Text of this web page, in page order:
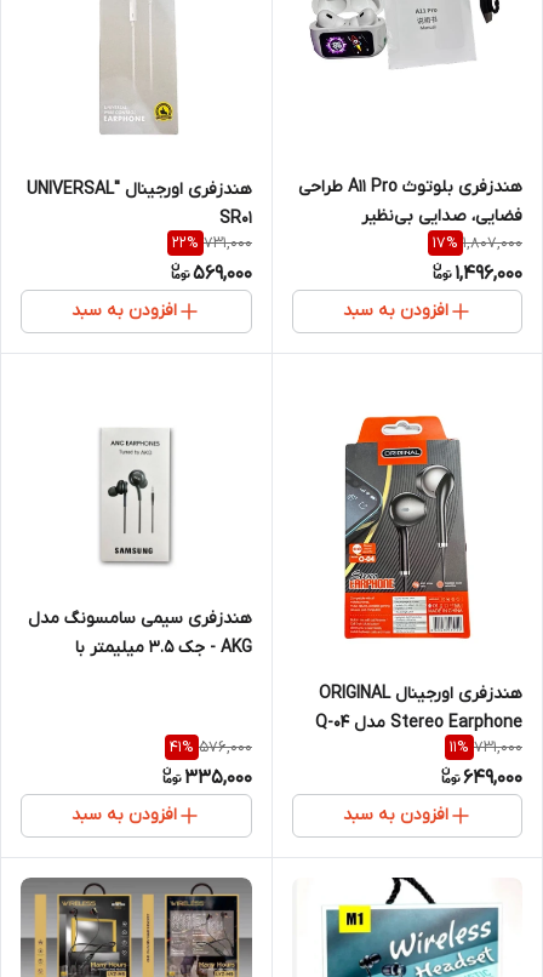
هندزفری بلوتوث A11 Pro طراحی
فضایی، صدایی بی‌نظیر
1,807,000
17%
1,496,000
افزودن به سبد
هندزفری اورجینال "UNIVERSAL
SR01
731,000
22%
569,000
افزودن به سبد
هندزفری اورجینال ORIGINAL
Stereo Earphone مدل Q-04
731,000
11%
649,000
افزودن به سبد
هندزفری سیمی سامسونگ مدل
AKG - جک 3.5 میلیمتر با
576,000
41%
335,000
افزودن به سبد